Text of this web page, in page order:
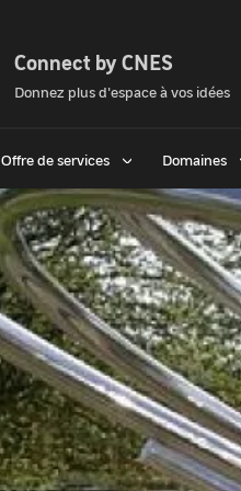
Connect by CNES
Donnez plus d'espace à vos idées
Offre de services Domaines